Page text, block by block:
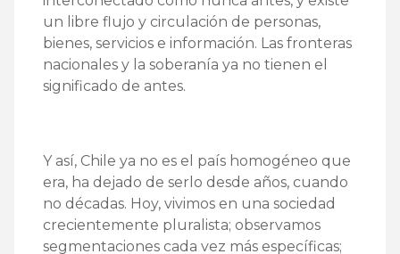
un libre flujo y circulación de personas,
bienes, servicios e información. Las fronteras
nacionales y la soberanía ya no tienen el
significado de antes.
Y así, Chile ya no es el país homogéneo que
era, ha dejado de serlo desde años, cuando
no décadas. Hoy, vivimos en una sociedad
crecientemente pluralista; observamos
segmentaciones cada vez más específicas;